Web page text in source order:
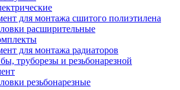
для монтажа сшитого полиэтилена
расширительные
для монтажа радиаторов
труборезы и резьбонарезной
резьбонарезные